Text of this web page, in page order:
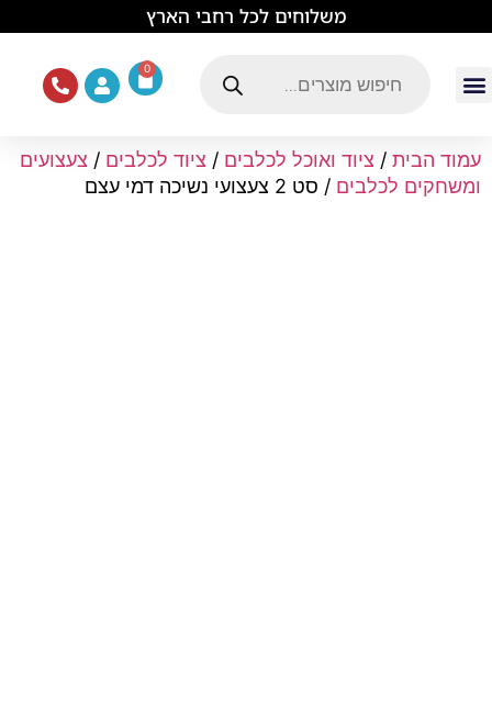
משלוחים לכל רחבי הארץ
0
עמוד הבית / ציוד ואוכל לכלבים / ציוד לכלבים / צעצועים
ומשחקים לכלבים / סט 2 צעצועי נשיכה דמי עצם